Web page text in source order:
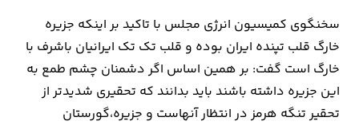
عمومی
نوتیف
شناور
سخنگوی کمیسیون انرژی مجلس با تاکید بر اینکه جزیره
خارگ قلب تپنده ایران بوده و قلب تک تک ایرانیان باشرف با
خارگ است گفت: بر همین اساس اگر دشمنان چشم طمع به
این جزیره داشته باشند باید بدانند که تحقیری شدیدتر از
تحقیر تنگه هرمز در انتظار آنهاست و جزیره،گورستان